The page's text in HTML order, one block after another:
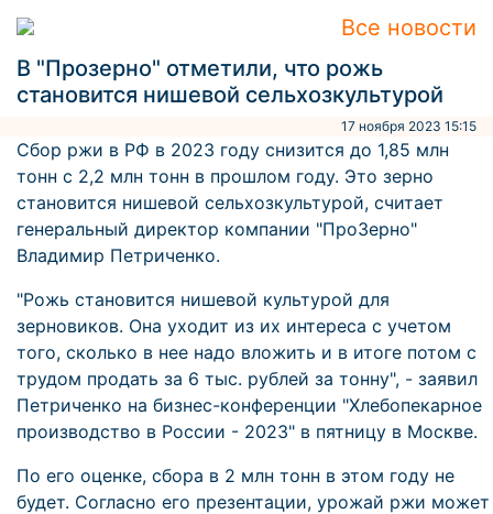
Все новости
В "Прозерно" отметили, что рожь
становится нишевой сельхозкультурой
17 ноября 2023 15:15
Сбор ржи в РФ в 2023 году снизится до 1,85 млн
тонн с 2,2 млн тонн в прошлом году. Это зерно
становится нишевой сельхозкультурой, считает
генеральный директор компании "ПроЗерно"
Владимир Петриченко.
"Рожь становится нишевой культурой для
зерновиков. Она уходит из их интереса с учетом
того, сколько в нее надо вложить и в итоге потом с
трудом продать за 6 тыс. рублей за тонну", - заявил
Петриченко на бизнес-конференции "Хлебопекарное
производство в России - 2023" в пятницу в Москве.
По его оценке, сбора в 2 млн тонн в этом году не
будет. Согласно его презентации, урожай ржи может